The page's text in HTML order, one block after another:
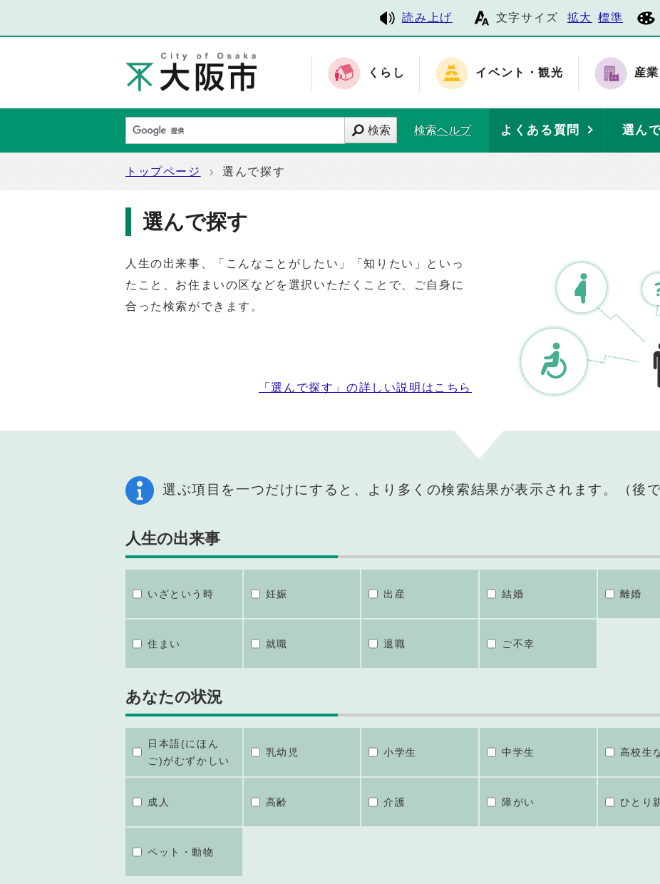
読み上げ 文字サイズ 拡大 標準
くらし イベント・観光 産
検索 検索ヘルプ よくある質問 選ん
トップページ 選んで探す
選んで探す
人生の出来事、「こんなことがしたい」「知りたい」といっ
たこと、お住まいの区などを選択いただくことで、ご自身に
合った検索ができます。
「選んで探す」の詳しい説明はこちら
選ぶ項目を一つだけにすると、より多くの検索結果が表示されます。（後
人生の出来事
いざという時 妊娠 出産 結婚 離婚
住まい 就職 退職 ご不幸
あなたの状況
日本語(にほん
ご)がむずかしい
乳幼児 小学生 中学生 高校生
成人 高齢 介護 障がい ひとり
ペット・動物